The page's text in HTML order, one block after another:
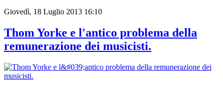
Giovedì, 18 Luglio 2013 16:10
Thom Yorke e l'antico problema della
remunerazione dei musicisti.